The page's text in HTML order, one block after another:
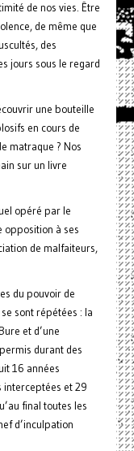
de nos vies. Être
de même que
des
jours sous le regard
une bouteille
en cours de
matraque ? Nos
sur un livre
opéré par le
opposition à ses
de malfaiteurs,
du pouvoir de
sont répétées : la
et d’une
durant des
16 années
interceptées et 29
final toutes les
d’inculpation